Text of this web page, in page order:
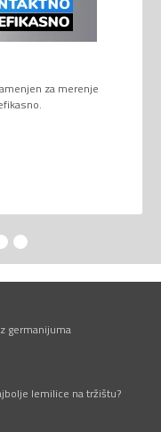
za merenje
germanijuma
lemilice na tržištu?